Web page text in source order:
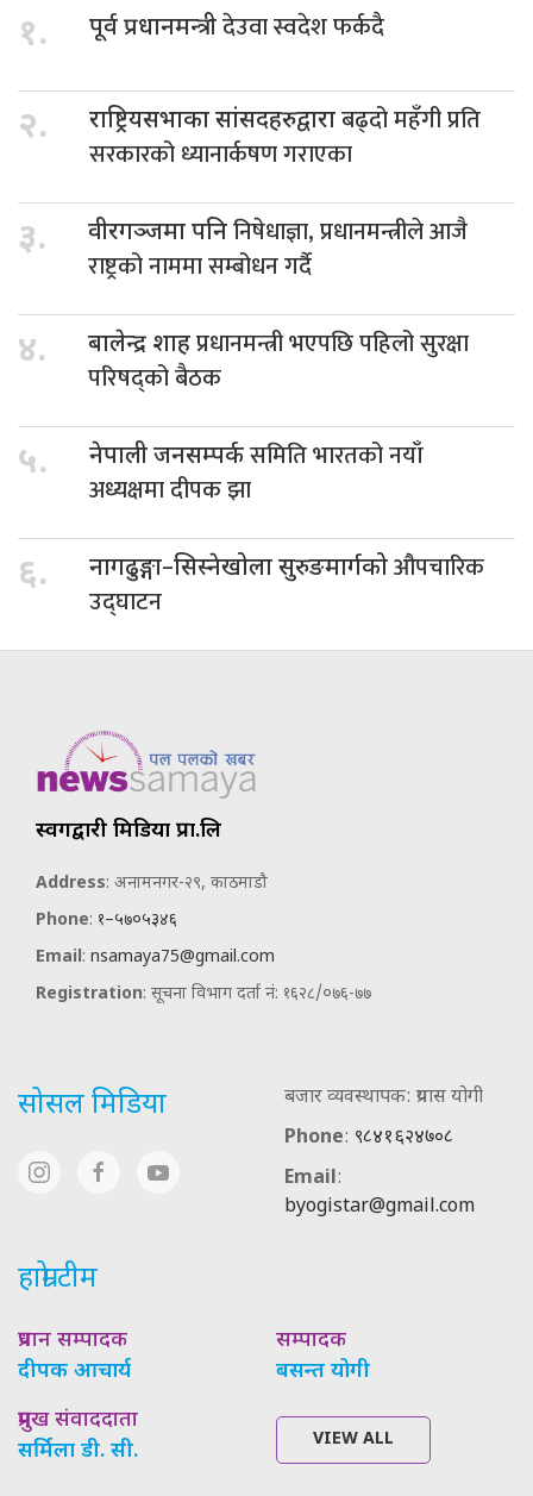
१. पूर्व प्रधानमन्त्रीदेउवा स्वदेश फर्कदै
२. राष्ट्रियसभाका सांसदहरुद्वाराबढ्दो महँगी प्रति
सरकारको ध्यानार्कषण गराएका
३. वीरगञ्जमा पनिनिषेधाज्ञा, प्रधानमन्त्रीले आजै
राष्ट्रको नाममा सम्बोधन गर्दै
४. बालेन्द्र शाहप्रधानमन्त्री भएपछि पहिलो सुरक्षा
परिषद्को बैठक
५. नेपाली जनसम्पर्कसमिति भारतको नयाँ
अध्यक्षमा दीपक झा
६. नागढुङ्गा–सिस्नेखोला सुरुङमार्गकोऔपचारिक
उद्घाटन
स्वर्गद्वारी मिडिया प्रा.लि
Address: अनामनगर-२९, काठमाडौ
Phone: १–५७०५३४६
Email: nsamaya75@gmail.com
Registration: सूचना विभाग दर्ता नं: १६२८/०७६-७७
सोसल मिडिया
बजार व्यवस्थापक: प्रयास योगी
Phone: ९८४१६२४७०८
Email:
byogistar@gmail.com
हाम्रो टीम
प्रधान सम्पादक
दीपक आचार्य
सम्पादक
बसन्त योगी
प्रमुख संवाददाता
सर्मिला डी. सी.
VIEW ALL